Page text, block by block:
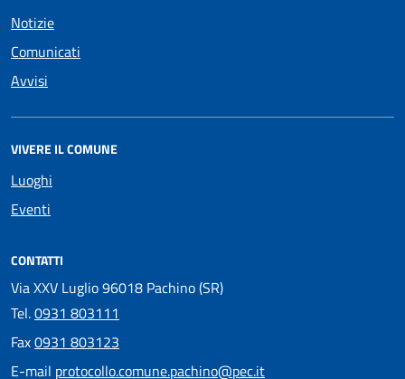
Notizie
Comunicati
Avvisi
VIVERE IL COMUNE
Luoghi
Eventi
CONTATTI
Via XXV Luglio 96018 Pachino (SR)
Tel.0931 803111
Fax0931 803123
E-mail protocollo.comune.pachino@pec.it